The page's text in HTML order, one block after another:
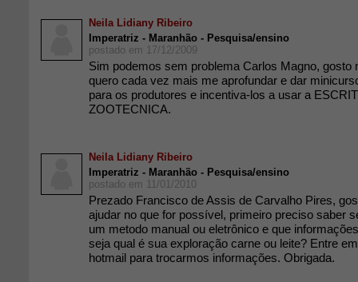
Neila Lidiany Ribeiro
Imperatriz - Maranhão - Pesquisa/ensino
postado em 17/12/2009
Sim podemos sem problema Carlos Magno, gosto
quero cada vez mais me aprofundar e dar
para os produtores e incentiva-los a usar a
ZOOTECNICA.
Neila Lidiany Ribeiro
Imperatriz - Maranhão - Pesquisa/ensino
postado em 11/01/2010
Prezado Francisco de Assis de Carvalho Pires,
ajudar no que for possível, primeiro preciso saber
um metodo manual ou eletrônico e que
seja qual é sua exploração carne ou leite? Entre
hotmail para trocarmos informações. Obrigada.